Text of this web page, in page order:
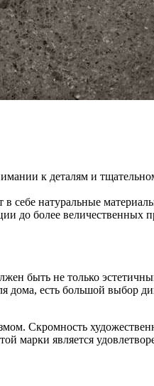
к деталям и
себе натуральные
до более
быть не только
дома, есть большой
Скромность
марки является